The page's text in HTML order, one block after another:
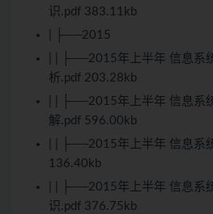
识.pdf 383.11kb
| ├──2015
| | ├──2015年上半年 信息系
析.pdf 203.28kb
| | ├──2015年上半年 信息系
解.pdf 596.00kb
| | ├──2015年上半年 信息系
136.40kb
| | ├──2015年上半年 信息系
识.pdf 376.75kb